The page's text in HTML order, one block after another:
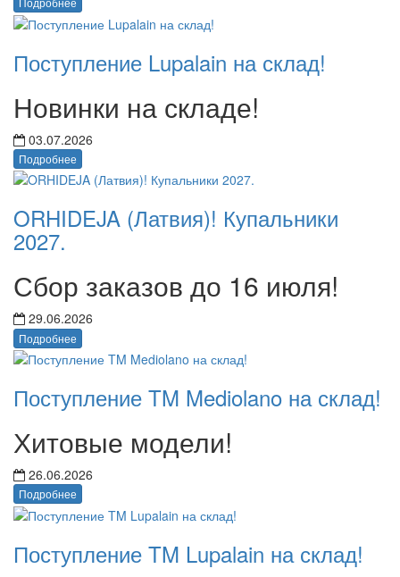
Поступление Lupalain на склад!
Новинки на складе!
03.07.2026
Подробнее
ORHIDEJA (Латвия)! Купальники
2027.
Сбор заказов до 16 июля!
29.06.2026
Подробнее
Поступление TM Mediolano на склад!
Хитовые модели!
26.06.2026
Подробнее
Поступление TM Lupalain на склад!